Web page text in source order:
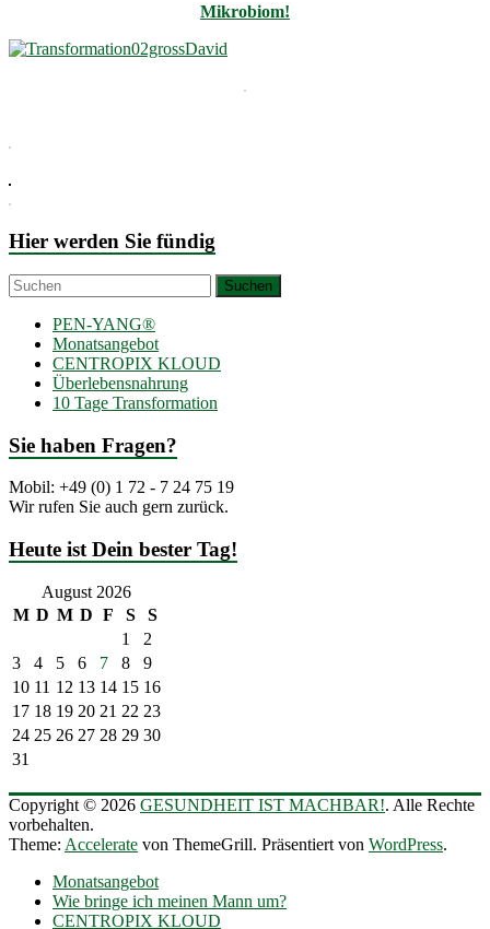
Mikrobiom!
Hier werden Sie fündig
PEN-YANG®
Monatsangebot
CENTROPIX KLOUD
Überlebensnahrung
10 Tage Transformation
Sie haben Fragen?
Mobil: +49 (0) 1 72 - 7 24 75 19
Wir rufen Sie auch gern zurück.
Heute ist Dein bester Tag!
August 2026
M D M D F S
S
1
2
3
4 5 6 7 8
9
10 11 12 13 14 15 16
17 18 19 20 21 22 23
24 25 26 27 28 29 30
31
Copyright © 2026 GESUNDHEIT IST MACHBAR!. Alle Rechte
vorbehalten.
Theme: Accelerate von ThemeGrill. Präsentiert von WordPress.
Monatsangebot
Wie bringe ich meinen Mann um?
CENTROPIX KLOUD